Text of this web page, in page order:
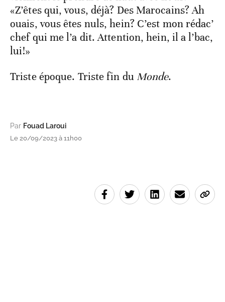
«Z’êtes qui, vous, déjà? Des Marocains? Ah
ouais, vous êtes nuls, hein? C’est mon rédac’
chef qui me l’a dit. Attention, hein, il a l’bac,
lui!»
Triste époque. Triste fin du Monde.
Par Fouad Laroui
Le 20/09/2023 à 11h00